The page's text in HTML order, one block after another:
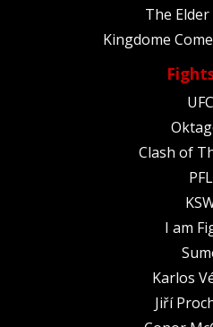
The Elder
Kingdome
UFC
Clash of
PFL
I am
Karlos
Jiří